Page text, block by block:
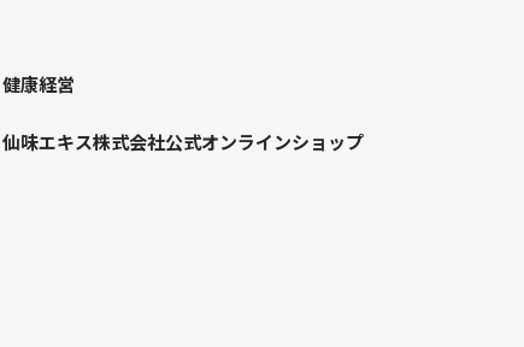
健康経営
仙味エキス株式会社公式オンラインショップ